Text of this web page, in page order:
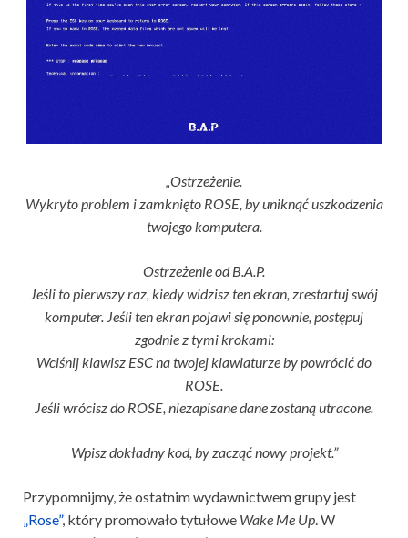
„Ostrzeżenie.
Wykryto problem i zamknięto ROSE, by uniknąć uszkodzenia
twojego komputera.
Ostrzeżenie od B.A.P.
Jeśli to pierwszy raz, kiedy widzisz ten ekran, zrestartuj swój
komputer. Jeśli ten ekran pojawi się ponownie, postępuj
zgodnie z tymi krokami:
Wciśnij klawisz ESC na twojej klawiaturze by powrócić do
ROSE.
Jeśli wrócisz do ROSE, niezapisane dane zostaną utracone.
Wpisz dokładny kod, by zacząć nowy projekt.”
Przypomnijmy, że ostatnim wydawnictwem grupy jest
„Rose”, który promowało tytułowe Wake Me Up. W